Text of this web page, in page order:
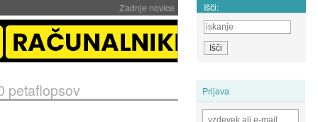
Zadnje novice Išči:
Prijava
petaflopsov